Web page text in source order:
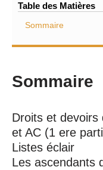
Table des Matières
Sommaire
Sommaire
Droits et devoirs
et AC (1 ere
Listes éclair
Les ascendants